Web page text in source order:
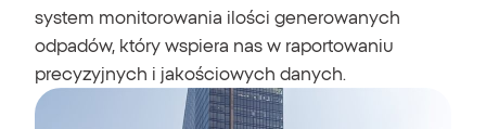
system monitorowania ilości generowanych
odpadów, który wspiera nas w raportowaniu
precyzyjnych i jakościowych danych.